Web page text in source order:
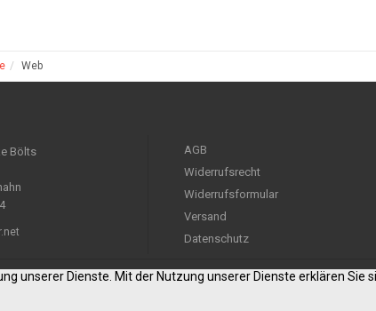
Web
Bölts
AGB
Widerrufsrecht
Widerrufsformular
Versand
Datenschutz
unserer Dienste. Mit der Nutzung unserer Dienste erklären Sie